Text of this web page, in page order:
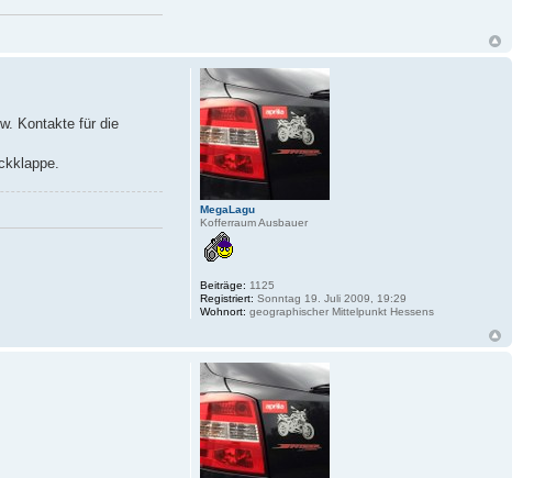
Kontakte für die
MegaLagu
Kofferraum Ausbauer
Beiträge: 1125
Registriert: Sonntag 19. Juli 2009, 19:29
Wohnort: geographischer Mittelpunkt Hessens